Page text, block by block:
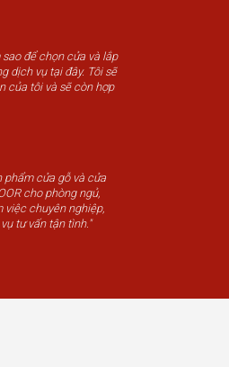
để chọn cửa và lắp
dịch vụ tại đây. Tôi sẽ
của tôi và sẽ còn hợp
phẩm cửa gỗ và cửa
cho phòng ngủ,
việc chuyên nghiệp,
tư vấn tận tình."